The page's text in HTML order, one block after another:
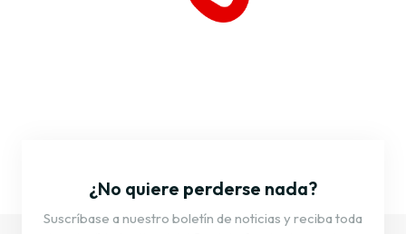
¿No quiere perderse nada?
Suscríbase a nuestro boletín de noticias y reciba toda